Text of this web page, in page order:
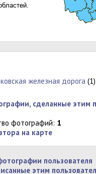
железная дорога (1).
сделанные этим
фотографий: 1
на карте
пользователя
этим